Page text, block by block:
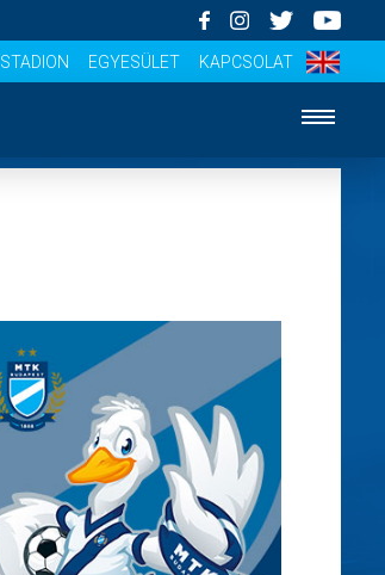
STADION EGYESÜLET KAPCSOLAT